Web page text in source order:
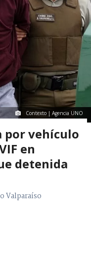
Contexto | Agencia UNO
por vehículo
en
detenida
Valparaíso